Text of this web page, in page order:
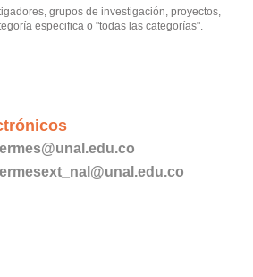
grupos de investigación, proyectos,
especifica o "todas las categorías".